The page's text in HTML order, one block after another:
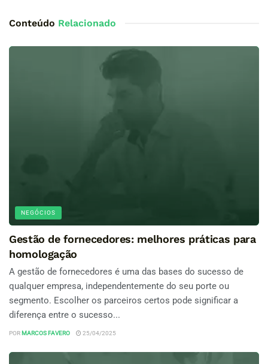
Conteúdo Relacionado
NEGÓCIOS
Gestão de fornecedores: melhores práticas para
homologação
A gestão de fornecedores é uma das bases do sucesso de
qualquer empresa, independentemente do seu porte ou
segmento. Escolher os parceiros certos pode significar a
diferença entre o sucesso...
POR MARCOS FAVERO 25/04/2025